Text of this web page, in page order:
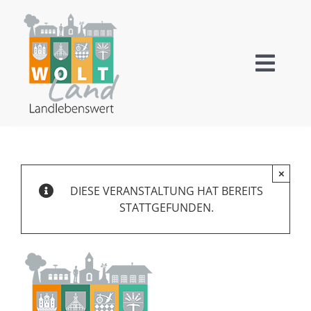
Inhalt
springen
Wallensen
Levedagsen
Tourismus
DIESE VERANSTALTUNG HAT BEREITS
STATTGEFUNDEN.
×